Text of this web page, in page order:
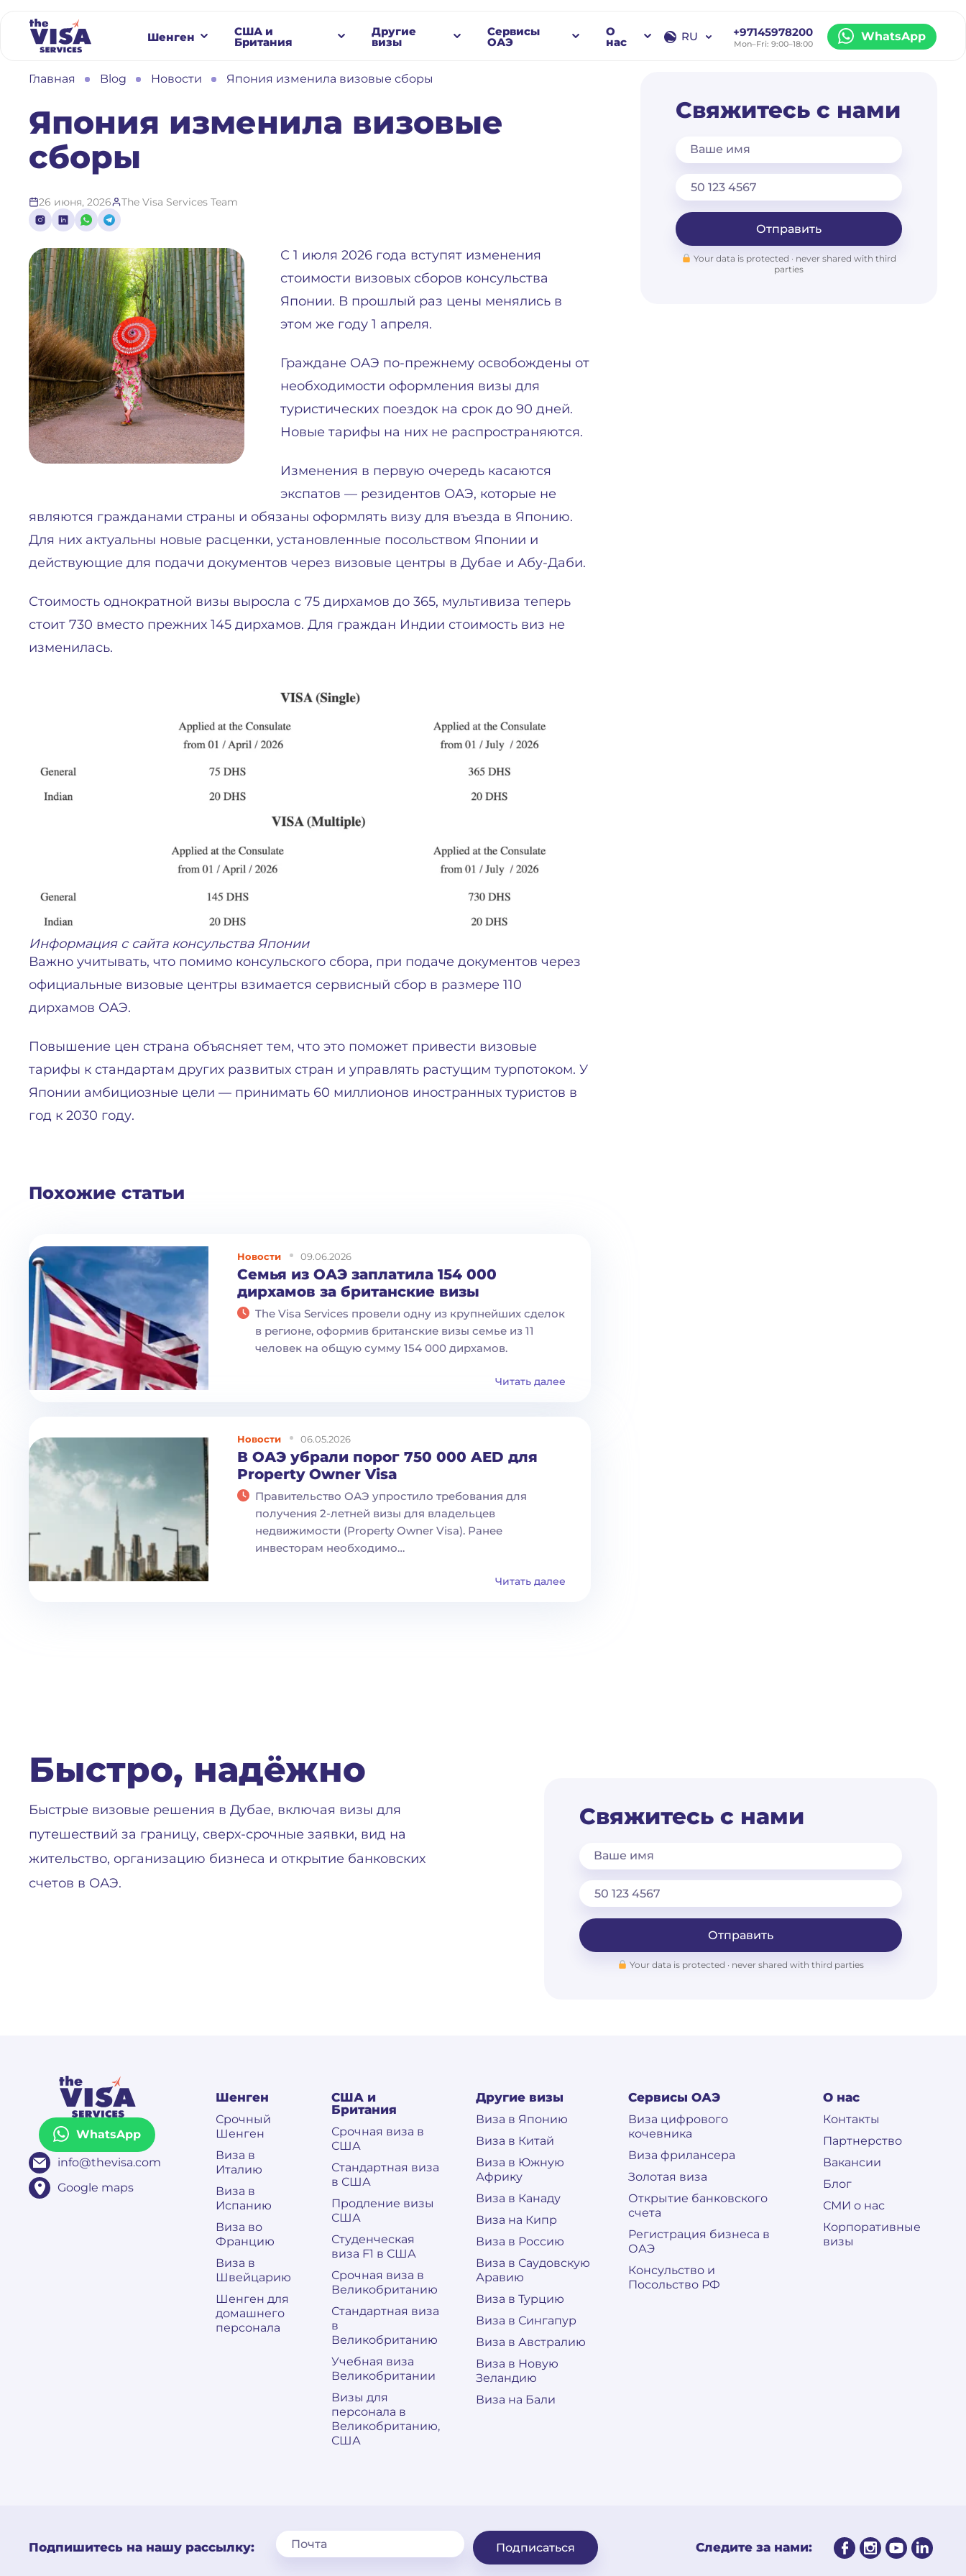
Шенген США и
Британия
Другие
визы
Сервисы
ОАЭ
О
нас RU +97145978200
Mon–Fri: 9:00–18:00
WhatsApp
Главная Blog Новости Япония изменила визовые сборы
Япония изменила визовые
сборы
26 июня, 2026 The Visa Services Team
С 1 июля 2026 года вступят изменения
стоимости визовых сборов консульства
Японии. В прошлый раз цены менялись в
этом же году 1 апреля.
Граждане ОАЭ по-прежнему освобождены от
необходимости оформления визы для
туристических поездок на срок до 90 дней.
Новые тарифы на них не распространяются.
Изменения в первую очередь касаются
экспатов — резидентов ОАЭ, которые не
являются гражданами страны и обязаны оформлять визу для въезда в Японию.
Для них актуальны новые расценки, установленные посольством Японии и
действующие для подачи документов через визовые центры в Дубае и Абу-Даби.
Стоимость однократной визы выросла с 75 дирхамов до 365, мультивиза теперь
стоит 730 вместо прежних 145 дирхамов. Для граждан Индии стоимость виз не
изменилась.
Информация с сайта консульства Японии
Важно учитывать, что помимо консульского сбора, при подаче документов через
официальные визовые центры взимается сервисный сбор в размере 110
дирхамов ОАЭ.
Повышение цен страна объясняет тем, что это поможет привести визовые
тарифы к стандартам других развитых стран и управлять растущим турпотоком. У
Японии амбициозные цели — принимать 60 миллионов иностранных туристов в
год к 2030 году.
Похожие статьи
Новости 09.06.2026
Семья из ОАЭ заплатила 154 000
дирхамов за британские визы
The Visa Services провели одну из крупнейших сделок
в регионе, оформив британские визы семье из 11
человек на общую сумму 154 000 дирхамов.
Читать далее
Новости 06.05.2026
В ОАЭ убрали порог 750 000 AED для
Property Owner Visa
Правительство ОАЭ упростило требования для
получения 2-летней визы для владельцев
недвижимости (Property Owner Visa). Ранее
инвесторам необходимо…
Читать далее
Свяжитесь с нами
Ваше имя
Отправить
Your data is protected · never shared with third
parties
Быстро, надёжно
Быстрые визовые решения в Дубае, включая визы для
путешествий за границу, сверх-срочные заявки, вид на
жительство, организацию бизнеса и открытие банковских
счетов в ОАЭ.
Свяжитесь с нами
Ваше имя
Отправить
Your data is protected · never shared with third parties
WhatsApp
info@thevisa.com
Google maps
Шенген
Срочный
Шенген
Виза в
Италию
Виза в
Испанию
Виза во
Францию
Виза в
Швейцарию
Шенген для
домашнего
персонала
США и
Британия
Срочная виза в
США
Стандартная виза
в США
Продление визы
США
Студенческая
виза F1 в США
Срочная виза в
Великобританию
Стандартная виза
в
Великобританию
Учебная виза
Великобритании
Визы для
персонала в
Великобританию,
США
Другие визы
Виза в Японию
Виза в Китай
Виза в Южную
Африку
Виза в Канаду
Виза на Кипр
Виза в Россию
Виза в Саудовскую
Аравию
Виза в Турцию
Виза в Сингапур
Виза в Австралию
Виза в Новую
Зеландию
Виза на Бали
Сервисы ОАЭ
Виза цифрового
кочевника
Виза фрилансера
Золотая виза
Открытие банковского
счета
Регистрация бизнеса в
ОАЭ
Консульство и
Посольство РФ
О нас
Контакты
Партнерство
Вакансии
Блог
СМИ о нас
Корпоративные
визы
Подпишитесь на нашу рассылку: Подписаться Следите за нами: